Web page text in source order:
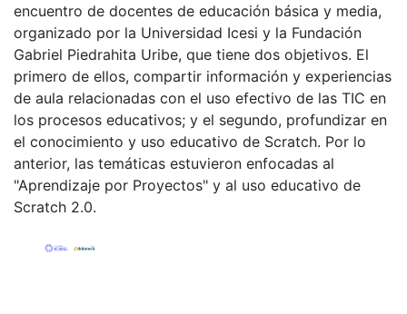
encuentro de docentes de educación básica y media,
organizado por la Universidad Icesi y la Fundación
Gabriel Piedrahita Uribe, que tiene dos objetivos. El
primero de ellos, compartir información y experiencias
de aula relacionadas con el uso efectivo de las TIC en
los procesos educativos; y el segundo, profundizar en
el conocimiento y uso educativo de Scratch. Por lo
anterior, las temáticas estuvieron enfocadas al
"Aprendizaje por Proyectos" y al uso educativo de
Scratch 2.0.